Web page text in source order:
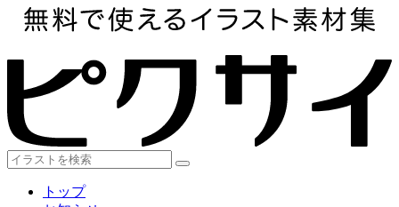
トップ